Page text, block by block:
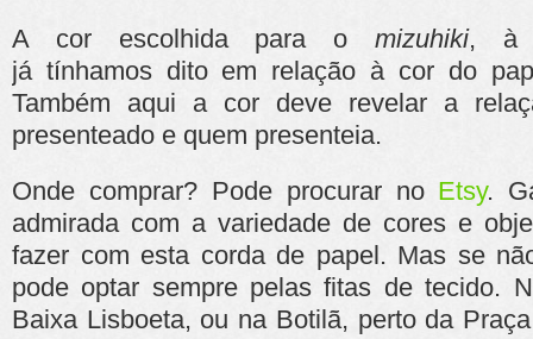
A cor escolhida para o mizuhiki, à
já tínhamos dito em relação à cor do
Também aqui a cor deve revelar a
presenteado e quem presenteia.
Onde comprar? Pode procurar no Etsy.
admirada com a variedade de cores e
fazer com esta corda de papel. Mas se
pode optar sempre pelas fitas de tecido.
Baixa Lisboeta, ou na Botilã, perto da